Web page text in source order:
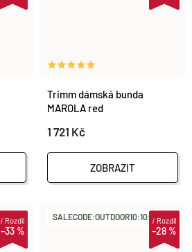
Trimm dámská bunda
MAROLA red
1 721 Kč
ZOBRAZIT
–33 %
iRozdíl SALECODE:OUTDOOR10:10:%
–28 %
iRozdíl